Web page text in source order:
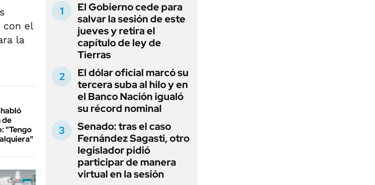
con el
la
de
"Tengo
El Gobierno cede para
salvar la sesión de este
jueves y retira el
capítulo de ley de
Tierras
El dólar oficial marcó su
tercera suba al hilo y en
el Banco Nación igualó
su récord nominal
Senado: tras el caso
Fernández Sagasti, otro
legislador pidió
participar de manera
virtual en la sesión